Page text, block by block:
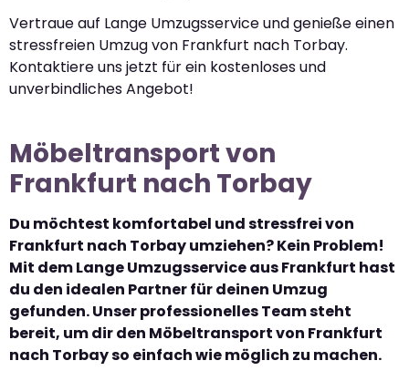
Vertraue auf Lange Umzugsservice und genieße einen
stressfreien Umzug von Frankfurt nach Torbay.
Kontaktiere uns jetzt für ein kostenloses und
unverbindliches Angebot!
Möbeltransport von
Frankfurt nach Torbay
Du möchtest komfortabel und stressfrei von
Frankfurt nach Torbay umziehen? Kein Problem!
Mit dem Lange Umzugsservice aus Frankfurt hast
du den idealen Partner für deinen Umzug
gefunden. Unser professionelles Team steht
bereit, um dir den Möbeltransport von Frankfurt
nach Torbay so einfach wie möglich zu machen.